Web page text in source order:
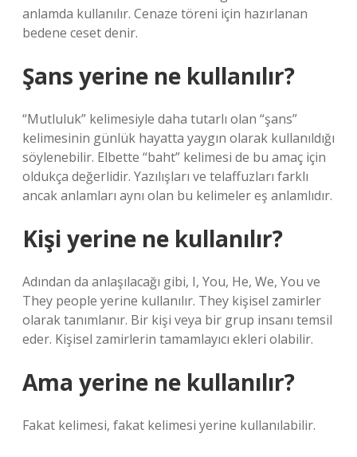
anlamda kullanılır. Cenaze töreni için hazırlanan
bedene ceset denir.
Şans yerine ne kullanılır?
“Mutluluk” kelimesiyle daha tutarlı olan “şans”
kelimesinin günlük hayatta yaygın olarak kullanıldığı
söylenebilir. Elbette “baht” kelimesi de bu amaç için
oldukça değerlidir. Yazılışları ve telaffuzları farklı
ancak anlamları aynı olan bu kelimeler eş anlamlıdır.
Kişi yerine ne kullanılır?
Adından da anlaşılacağı gibi, I, You, He, We, You ve
They people yerine kullanılır. They kişisel zamirler
olarak tanımlanır. Bir kişi veya bir grup insanı temsil
eder. Kişisel zamirlerin tamamlayıcı ekleri olabilir.
Ama yerine ne kullanılır?
Fakat kelimesi, fakat kelimesi yerine kullanılabilir.